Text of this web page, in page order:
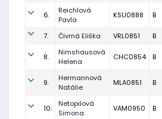
6.
Reichlová
Pavla
KSU0888 B
7. Čivrná Eliška VRL0851 B
8.
Nimshausová
Helena
CHC0854 B
9.
Hermannová
Natálie
MLA0851 B
10.
Netopilová
Simona
VAM0950 B